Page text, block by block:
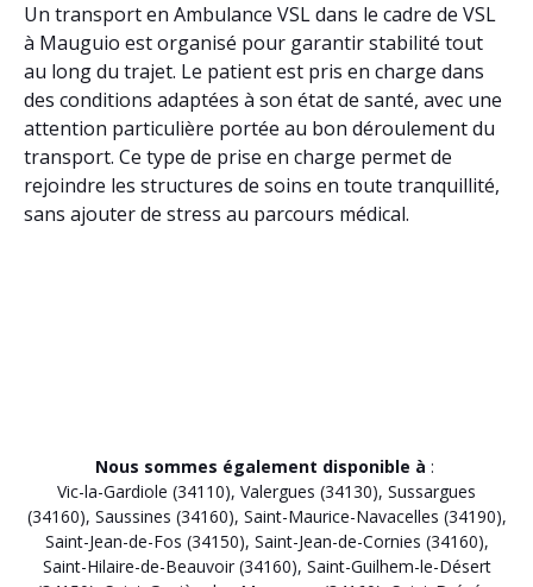
Un transport en Ambulance VSL dans le cadre de VSL
à Mauguio est organisé pour garantir stabilité tout
au long du trajet. Le patient est pris en charge dans
des conditions adaptées à son état de santé, avec une
attention particulière portée au bon déroulement du
transport. Ce type de prise en charge permet de
rejoindre les structures de soins en toute tranquillité,
sans ajouter de stress au parcours médical.
Nous sommes également disponible à :
Vic-la-Gardiole (34110), Valergues (34130), Sussargues
(34160), Saussines (34160), Saint-Maurice-Navacelles (34190),
Saint-Jean-de-Fos (34150), Saint-Jean-de-Cornies (34160),
Saint-Hilaire-de-Beauvoir (34160), Saint-Guilhem-le-Désert